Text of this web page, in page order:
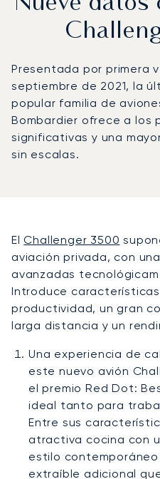
Presentada por primera
septiembre de 2021, la
popular familia de
Bombardier ofrece a los
significativas y una
sin escalas.
ElChallenger 3500
aviación privada, con
avanzadas
Introduce
productividad, un gran
larga distancia y un
Una experiencia de
este nuevo avión
el premio Red Dot:
ideal tanto para
Entre sus
atractiva cocina con
estilo
extraíble adicional